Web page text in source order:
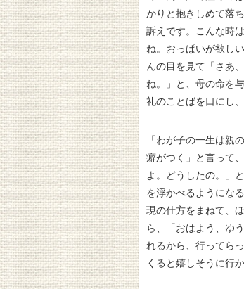
かりと抱きしめて落
訴えです。こんな時
ね。おっぱいが欲し
んの目を見て「さあ
ね。」と、母の命を
礼のことばを口にし
「わが子の一生は親
癖がつく」と言って
よ。どうしたの。」
を浮かべるようにな
現の仕方をまねて、
ら、「おはよう、ゆ
れるから、行ってら
くると嬉しそうに行